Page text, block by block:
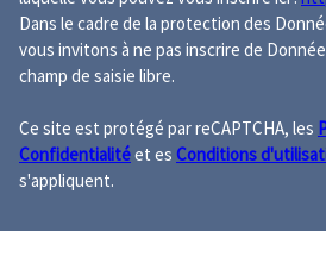
Dans le cadre de la protection des
vous invitons à ne pas inscrire de
champ de saisie libre.
Ce site est protégé par reCAPTCHA, les
Confidentialitéet es Conditions
s'appliquent.